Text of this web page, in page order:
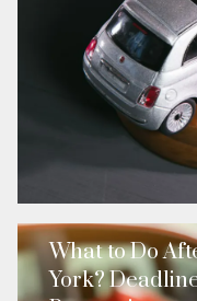
What to Do
York?